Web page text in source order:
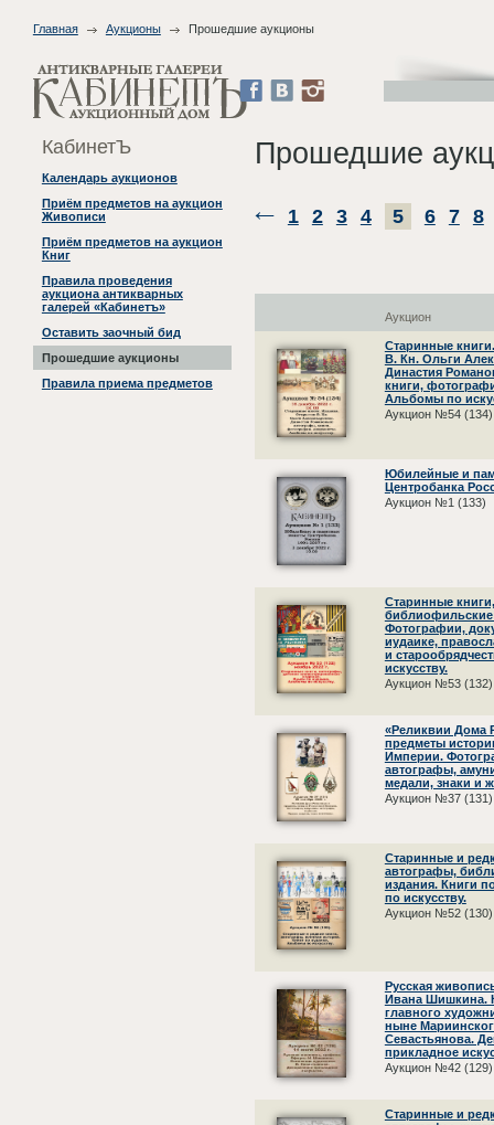
Главная Аукционы Прошедшие аукционы
КабинетЪ
Календарь аукционов
Приём предметов на аукцион
Живописи
Приём предметов на аукцион
Книг
Правила проведения
аукциона антикварных
галерей «Кабинетъ»
Оставить заочный бид
Прошедшие аукционы
Правила приема предметов
Прошедшие
1 2 3 4 5 6 7 8
Аукцион
Старинные
В. Кн. Ольги
Династия
книги,
Альбомы по
Аукцион №54 (134)
Юбилейные и
Центробанка
Аукцион №1 (133)
Старинные
библиофильские
Фотографии,
иудаике,
и
искусству.
Аукцион №53 (132)
«Реликвии Дома
предметы
Империи.
автографы,
медали, знаки и
Аукцион №37 (131)
Старинные и
автографы,
издания. Книги
по искусству.
Аукцион №52 (130)
Русская
Ивана Шишкина.
главного
ныне
Севастьянова.
прикладное
Аукцион №42 (129)
Старинные и